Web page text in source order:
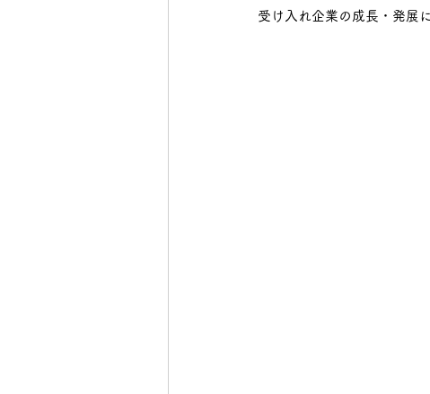
大田原市受け入れ企業の成長・発展